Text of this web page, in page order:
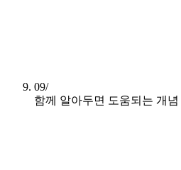
09/
함께 알아두면 도움되는 개념